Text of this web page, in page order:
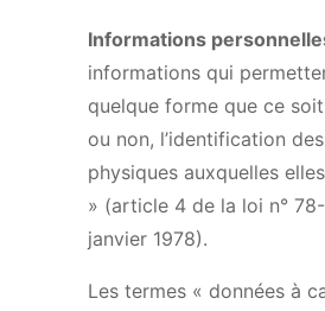
Informations
informations qui
quelque forme que ce
ou non, l’identification
physiques auxquelles
» (article 4 de la loi n°
janvier 1978).
Les termes « données à